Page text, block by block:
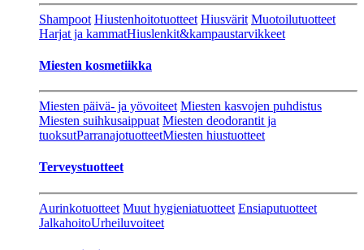
Shampoot Hiustenhoitotuotteet Hiusvärit Muotoilutuotteet
Harjat ja kammatHiuslenkit&kampaustarvikkeet
Miesten kosmetiikka
Miesten päivä- ja yövoiteet Miesten kasvojen puhdistus
Miesten suihkusaippuat Miesten deodorantit ja
tuoksutParranajotuotteetMiesten hiustuotteet
Terveystuotteet
Aurinkotuotteet Muut hygieniatuotteet Ensiaputuotteet
JalkahoitoUrheiluvoiteet